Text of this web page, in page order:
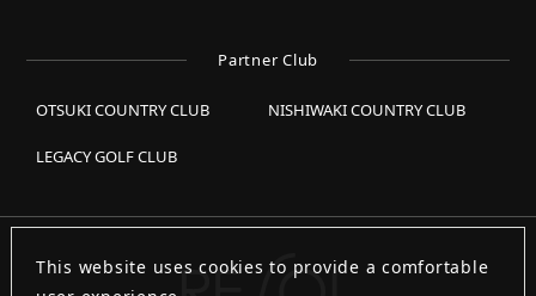
This website uses cookies to provide a comfortable
Partner Club
OTSUKI COUNTRY CLUB NISHIWAKI COUNTRY CLUB
LEGACY GOLF CLUB